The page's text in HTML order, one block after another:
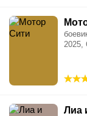
Лиа